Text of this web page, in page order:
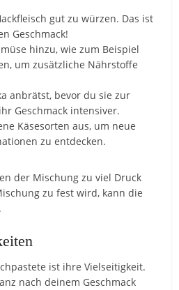
gut zu würzen. Das ist
Geschmack!
hinzu, wie zum Beispiel
um zusätzliche Nährstoffe
anbrätst, bevor du sie zur
Geschmack intensiver.
Käsesorten aus, um neue
zu entdecken.
der Mischung zu viel Druck
zu fest wird, kann die
ist ihre Vielseitigkeit.
nach deinem Geschmack